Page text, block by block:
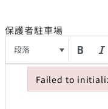
保護者駐車場
段落
Failed to
Failed to